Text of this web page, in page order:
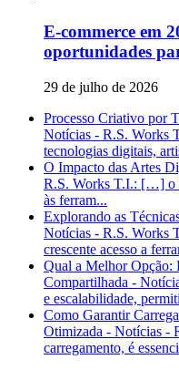
E-commerce em
oportunidades
29 de julho de 2026
Processo Criativo por
Notícias - R.S. Works
tecnologias digitais,
O Impacto das Artes
R.S. Works T.I.: […] o
às ferram...
Explorando as
Notícias - R.S. Works
crescente acesso a
Qual a Melhor Opção:
Compartilhada -
e escalabilidade,
Como Garantir
Otimizada - Notícias -
carregamento, é